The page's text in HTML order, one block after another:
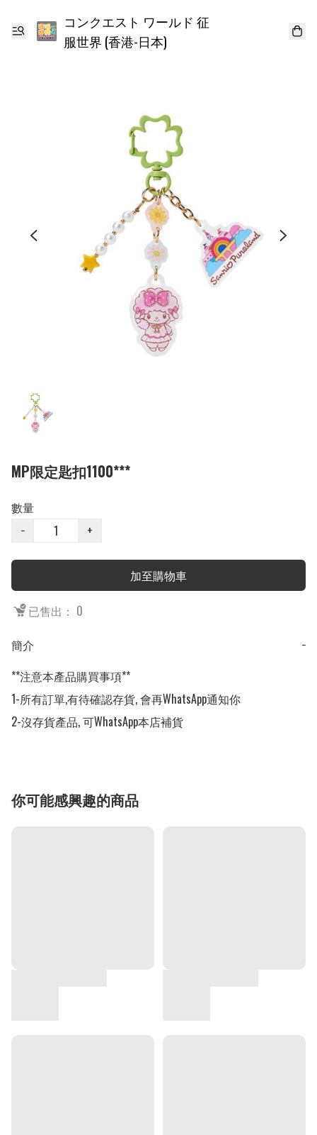
コンクエスト ワールド 征
服世界 (香港-日本)
MP限定匙扣1100***
數量
−
+
加至購物車
已售出： 0
簡介
−
**注意本產品購買事項**
1-所有訂單,有待確認存貨, 會再WhatsApp通知你
2-沒存貨產品, 可WhatsApp本店補貨
你可能感興趣的商品